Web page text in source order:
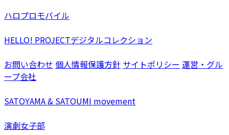
ハロプロモバイル
HELLO! PROJECTデジタルコレクション
お問い合わせ 個人情報保護方針 サイトポリシー 運営・グル
ープ会社
SATOYAMA & SATOUMI movement
演劇女子部